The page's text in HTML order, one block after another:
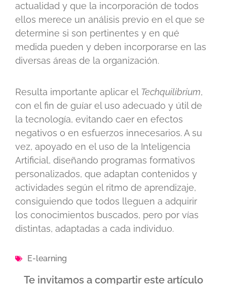
actualidad y que la incorporación de todos
ellos merece un análisis previo en el que se
determine si son pertinentes y en qué
medida pueden y deben incorporarse en las
diversas áreas de la organización.
Resulta importante aplicar el Techquilibrium,
con el fin de guíar el uso adecuado y útil de
la tecnología, evitando caer en efectos
negativos o en esfuerzos innecesarios. A su
vez, apoyado en el uso de la Inteligencia
Artificial, diseñando programas formativos
personalizados, que adaptan contenidos y
actividades según el ritmo de aprendizaje,
consiguiendo que todos lleguen a adquirir
los conocimientos buscados, pero por vías
distintas, adaptadas a cada individuo.
E-learning
Te invitamos a compartir este artículo